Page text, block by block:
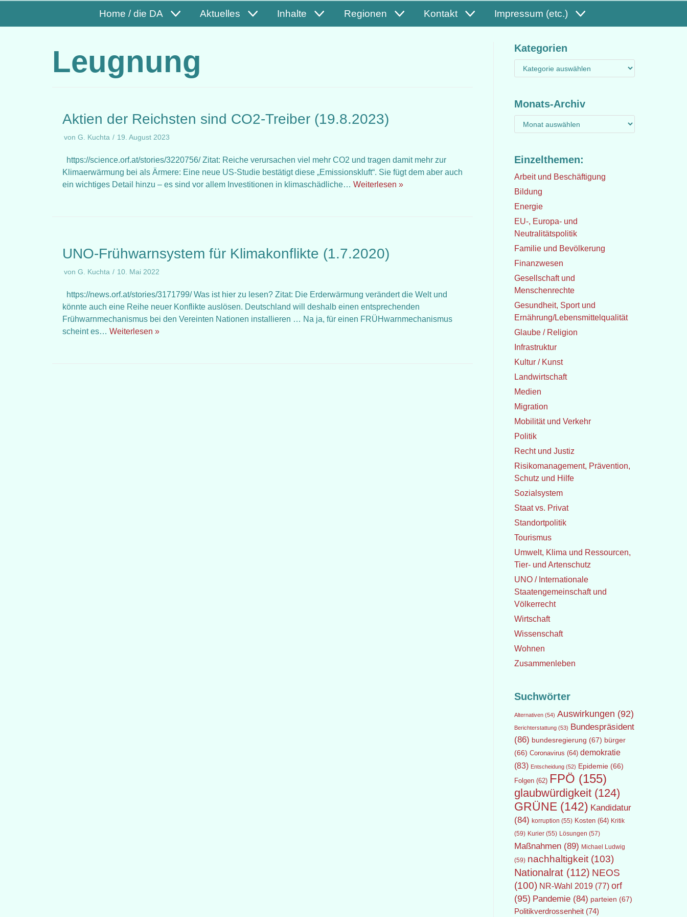
Home / die DA Aktuelles Inhalte Regionen Kontakt Impressum (etc.)
Leugnung
Aktien der Reichsten sind CO2-Treiber (19.8.2023)
von G. Kuchta 19. August 2023
https://science.orf.at/stories/3220756/ Zitat: Reiche verursachen viel mehr CO2 und tragen damit mehr zur
Klimaerwärmung bei als Ärmere: Eine neue US-Studie bestätigt diese „Emissionskluft“. Sie fügt dem aber auch
ein wichtiges Detail hinzu – es sind vor allem Investitionen in klimaschädliche… Weiterlesen »
UNO-Frühwarnsystem für Klimakonflikte (1.7.2020)
von G. Kuchta 10. Mai 2022
https://news.orf.at/stories/3171799/ Was ist hier zu lesen? Zitat: Die Erderwärmung verändert die Welt und
könnte auch eine Reihe neuer Konflikte auslösen. Deutschland will deshalb einen entsprechenden
Frühwarnmechanismus bei den Vereinten Nationen installieren … Na ja, für einen FRÜHwarnmechanismus
scheint es… Weiterlesen »
Kategorien
Monats-Archiv
Einzelthemen:
Arbeit und Beschäftigung
Bildung
Energie
EU-, Europa- und
Neutralitätspolitik
Familie und Bevölkerung
Finanzwesen
Gesellschaft und
Menschenrechte
Gesundheit, Sport und
Ernährung/Lebensmittelqualität
Glaube / Religion
Infrastruktur
Kultur / Kunst
Landwirtschaft
Medien
Migration
Mobilität und Verkehr
Politik
Recht und Justiz
Risikomanagement, Prävention,
Schutz und Hilfe
Sozialsystem
Staat vs. Privat
Standortpolitik
Tourismus
Umwelt, Klima und Ressourcen,
Tier- und Artenschutz
UNO / Internationale
Staatengemeinschaft und
Völkerrecht
Wirtschaft
Wissenschaft
Wohnen
Zusammenleben
Suchwörter
Alternativen(54) Auswirkungen (92)
Berichterstattung(53) Bundespräsident
(86) bundesregierung (67) bürger
(66) Coronavirus (64) demokratie
(83) Entscheidung(52) Epidemie(66)
Folgen(62) FPÖ (155)
glaubwürdigkeit(124)
GRÜNE(142) Kandidatur
(84) korruption (55) Kosten(64) Kritik
(59) Kurier(55) Lösungen (57)
Maßnahmen(89) Michael Ludwig
(59) nachhaltigkeit(103)
Nationalrat(112) NEOS
(100) NR-Wahl 2019(77) orf
(95) Pandemie(84) parteien (67)
Politikverdrossenheit(74)